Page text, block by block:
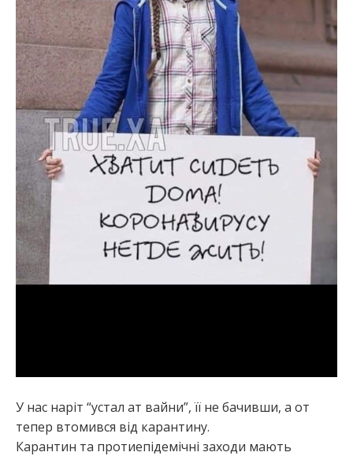
У нас наріт “устал ат вайни”, її не бачивши, а от
тепер втомився від карантину.
Карантин та протиепідемічні заходи мають